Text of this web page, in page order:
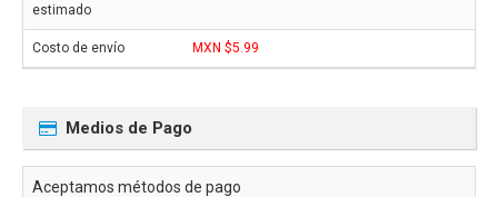
MXN $5.99
Medios de Pago
Aceptamos métodos de pago